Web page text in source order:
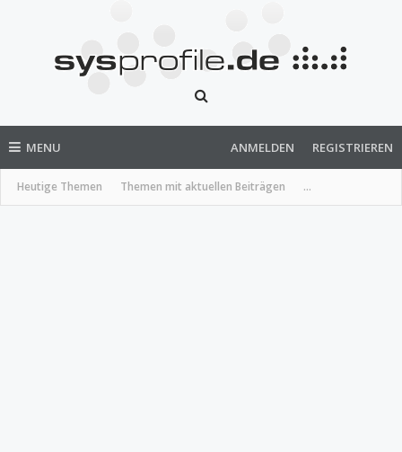
MENU
Heutige Themen Themen mit aktuellen Beiträgen ...
ANMELDEN REGISTRIEREN